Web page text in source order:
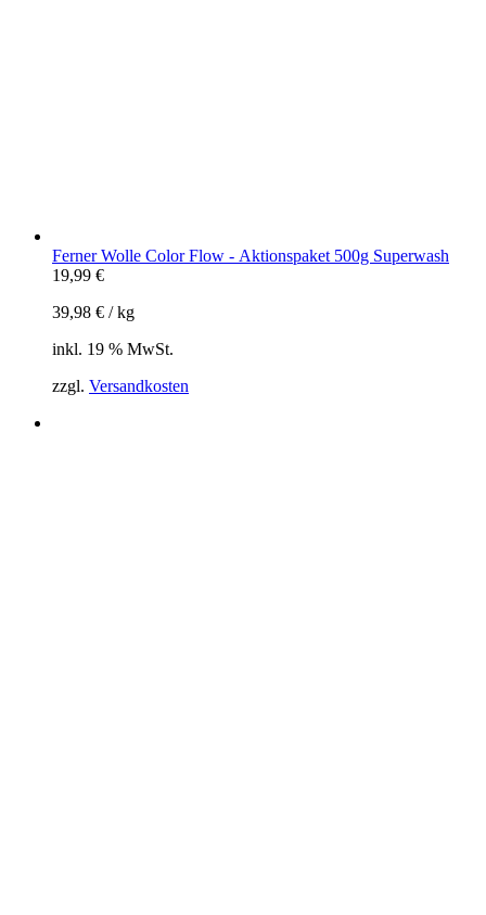
Ferner Wolle Color Flow - Aktionspaket 500g Superwash
19,99 €
39,98 € /kg
inkl. 19 % MwSt.
zzgl. Versandkosten